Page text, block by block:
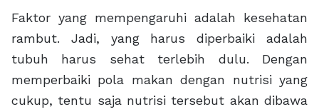
Faktor yang mempengaruhi adalah kesehatan
rambut. Jadi, yang harus diperbaiki adalah
tubuh harus sehat terlebih dulu. Dengan
memperbaiki pola makan dengan nutrisi yang
cukup, tentu saja nutrisi tersebut akan dibawa